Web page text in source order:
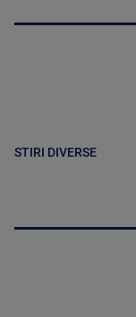
STIRI DIVERSE